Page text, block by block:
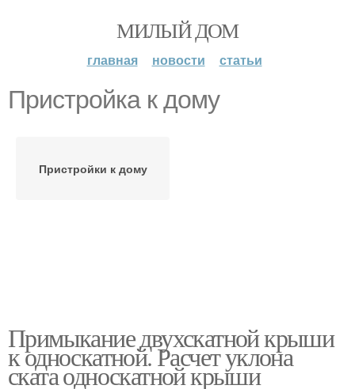
МИЛЫЙ ДОМ
главная новости статьи
Пристройка к дому
Пристройки к дому
Примыкание двухскатной крыши
к односкатной. Расчет уклона
ската односкатной крыши